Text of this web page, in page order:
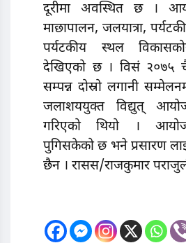
दूरीमा अवस्थित छ ।
माछापालन, जलयात्रा,
पर्यटकीय स्थल
देखिएको छ । विसं २०७५
सम्पन्न दोस्रो लगानी
जलाशययुक्त विद्युत्
गरिएको थियो ।
पुगिसकेको छ भने प्रसारण
छैन । रासस/राजकुमार